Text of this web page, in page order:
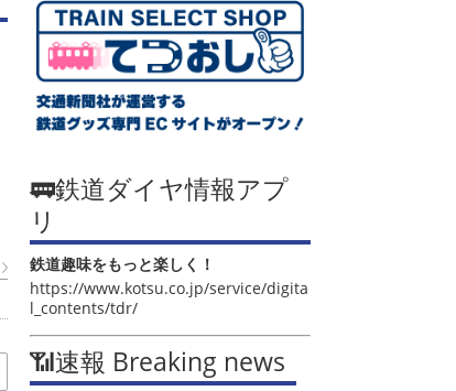
🚃鉄道ダイヤ情報アプ
リ
鉄道趣味をもっと楽しく！
https://www.kotsu.co.jp/service/digita
l_contents/tdr/
📶速報 Breaking news